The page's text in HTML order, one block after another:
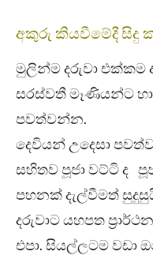
අකුරු කියවීමේදී සිදු
මුලින්ම දරුවා
සරස්වතී මෑණියන්ට
පවත්වන්න.
දෙවියන් උදෙසා
සහිතව පූජා වට්ටි ද
පහනක් දැල්වීමත්
දරුවාට යහපත
එපා. සියල්ලටම වඩා